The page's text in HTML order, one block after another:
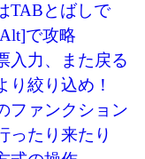
TABとばしで
で攻略
入力、また戻る
り絞り込め！
ファンクション
ったり来たり